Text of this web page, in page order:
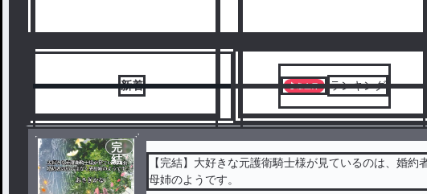
た。魔法術式による功績を重ね
ても、全ては自分の手柄にした
と言われ誰も守ってくれなかっ
つねに姉クラリッサに意地悪
をするように王妃と宰相に仕組
まれ、婚約者の心離れを再確認
約者のアシュトンに別れを告げ
ようとするが──？
新着 ランキング
完
結
【完結】大好きな元護衛騎士様が見ているのは、婚約
母姉のようです。